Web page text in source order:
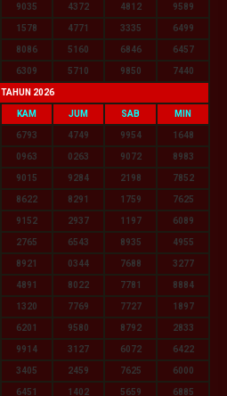
9035 4372 4812 9589
1578 4771 3335 6499
8086 5160 6846 6457
6309 5710 9850 7440
TAHUN 2026
KAM JUM SAB MIN
6793 4749 9954 1648
0963 0263 9072 8983
9015 9284 2198 7852
8622 8291 1759 7625
9152 2937 1197 6089
2765 6543 8935 4955
8921 0344 7688 3277
4891 8022 7781 8884
1320 7769 7727 1897
6201 9580 8792 2833
9914 3127 6072 6422
3405 2459 7625 6000
6451 1402 5659 6885